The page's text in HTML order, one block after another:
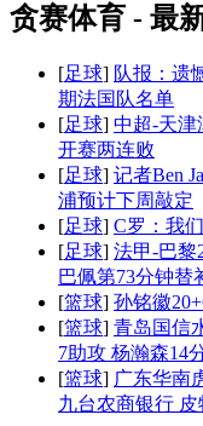
贪赛体育 - 最
[足球] 队报：遗
期法国队名单
[足球] 中超-天津
开赛两连败
[足球] 记者Ben
浦预计下周敲定
[足球] C罗：我
[足球] 法甲-巴黎
巴佩第73分钟替
[篮球] 孙铭徽
[篮球] 青岛国信
7助攻 杨瀚森14
[篮球] 广东华南
九台农商银行 皮